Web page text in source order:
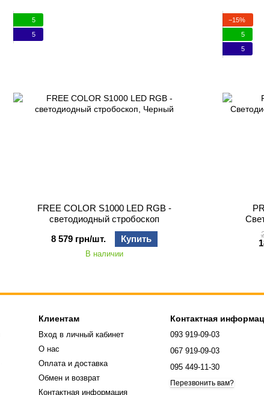
5
5
FREE COLOR S1000 LED RGB -
светодиодный стробоскоп
8 579 грн/шт.
Купить
В наличии
−15%
5
5
Клиентам
Вход в личный кабинет
О нас
Оплата и доставка
Обмен и возврат
Контактная информация
Контактная
093 919-09-03
067 919-09-03
095 449-11-30
Перезвонить вам?